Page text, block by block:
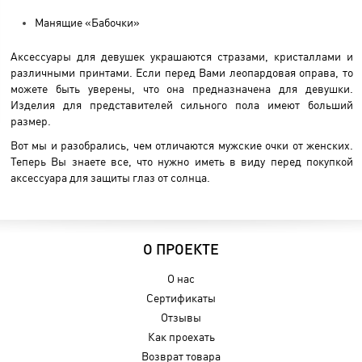
Манящие «Бабочки»
Аксессуары для девушек украшаются стразами, кристаллами и
различными принтами. Если перед Вами леопардовая оправа, то
можете быть уверены, что она предназначена для девушки.
Изделия для представителей сильного пола имеют больший
размер.
Вот мы и разобрались, чем отличаются мужские очки от женских.
Теперь Вы знаете все, что нужно иметь в виду перед покупкой
аксессуара для защиты глаз от солнца.
О ПРОЕКТЕ
О нас
Сертификаты
Отзывы
Как проехать
Возврат товара